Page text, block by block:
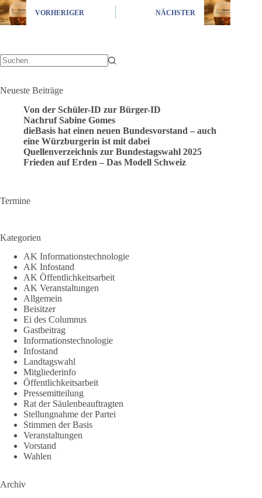
VORHERIGER NÄCHSTER
Neueste Beiträge
Von der Schüler-ID zur Bürger-ID
Nachruf Sabine Gomes
dieBasis hat einen neuen Bundesvorstand – auch
eine Würzburgerin ist mit dabei
Quellenverzeichnis zur Bundestagswahl 2025
Frieden auf Erden – Das Modell Schweiz
Termine
Kategorien
AK Informationstechnologie
AK Infostand
AK Öffentlichkeitsarbeit
AK Veranstaltungen
Allgemein
Beisitzer
Ei des Columnus
Gastbeitrag
Informationstechnologie
Infostand
Landtagswahl
Mitgliederinfo
Öffentlichkeitsarbeit
Pressemitteilung
Rat der Säulenbeauftragten
Stellungnahme der Partei
Stimmen der Basis
Veranstaltungen
Vorstand
Wahlen
Archiv